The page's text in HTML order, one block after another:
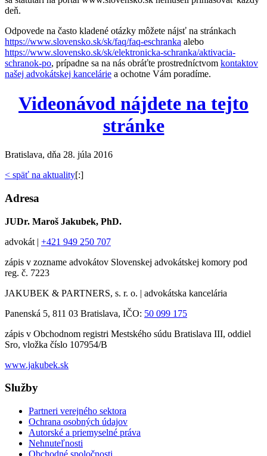
deň.
Odpovede na často kladené otázky môžete nájsť na stránkach
https://www.slovensko.sk/sk/faq/faq-eschranka alebo
https://www.slovensko.sk/sk/elektronicka-schranka/aktivacia-
schranok-po, prípadne sa na nás obráťte prostredníctvom kontaktov
našej advokátskej kancelárie a ochotne Vám poradíme.
Videonávod nájdete na tejto
stránke
Bratislava, dňa 28. júla 2016
< späť na aktuality[:]
Adresa
JUDr. Maroš Jakubek, PhD.
advokát | +421 949 250 707
zápis v zozname advokátov Slovenskej advokátskej komory pod
reg. č. 7223
JAKUBEK & PARTNERS, s. r. o. | advokátska kancelária
Panenská 5, 811 03 Bratislava, IČO: 50 099 175
zápis v Obchodnom registri Mestského súdu Bratislava III, oddiel
Sro, vložka číslo 107954/B
www.jakubek.sk
Služby
Partneri verejného sektora
Ochrana osobných údajov
Autorské a priemyselné práva
Nehnuteľnosti
Obchodné spoločnosti